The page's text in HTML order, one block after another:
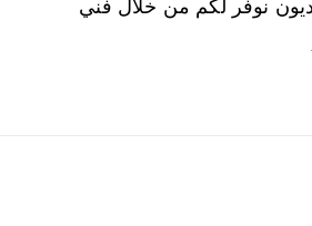
نوفر لكم من خلال فني